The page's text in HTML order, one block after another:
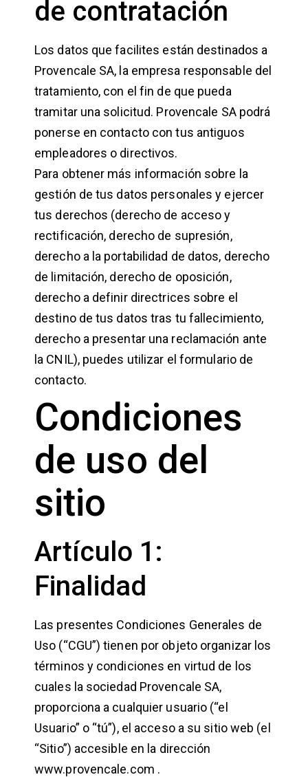
de contratación
Los datos que facilites están destinados a
Provencale SA, la empresa responsable del
tratamiento, con el fin de que pueda
tramitar una solicitud. Provencale SA podrá
ponerse en contacto con tus antiguos
empleadores o directivos.
Para obtener más información sobre la
gestión de tus datos personales y ejercer
tus derechos (derecho de acceso y
rectificación, derecho de supresión,
derecho a la portabilidad de datos, derecho
de limitación, derecho de oposición,
derecho a definir directrices sobre el
destino de tus datos tras tu fallecimiento,
derecho a presentar una reclamación ante
la CNIL), puedes utilizar el formulario de
contacto.
Condiciones
de uso del
sitio
Artículo 1:
Finalidad
Las presentes Condiciones Generales de
Uso (“CGU”) tienen por objeto organizar los
términos y condiciones en virtud de los
cuales la sociedad Provencale SA,
proporciona a cualquier usuario (“el
Usuario” o “tú”), el acceso a su sitio web (el
“Sitio”) accesible en la dirección
www.provencale.com .